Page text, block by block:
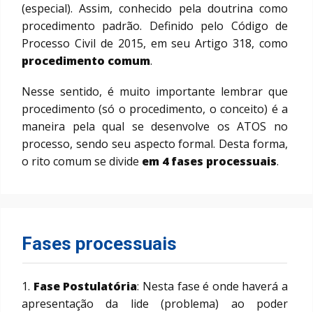
(especial). Assim, conhecido pela doutrina como
procedimento padrão. Definido pelo Código de
Processo Civil de 2015, em seu Artigo 318, como
procedimento comum.
Nesse sentido, é muito importante lembrar que
procedimento (só o procedimento, o conceito) é a
maneira pela qual se desenvolve os ATOS no
processo, sendo seu aspecto formal. Desta forma,
o rito comum se divide em 4 fases processuais.
Fases processuais
1. Fase Postulatória: Nesta fase é onde haverá a
apresentação da lide (problema) ao poder